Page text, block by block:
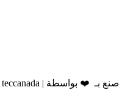
جميع الحقوق محفوظة © 2026 BSP teccanada | صنع بـ ❤️ بواسطة